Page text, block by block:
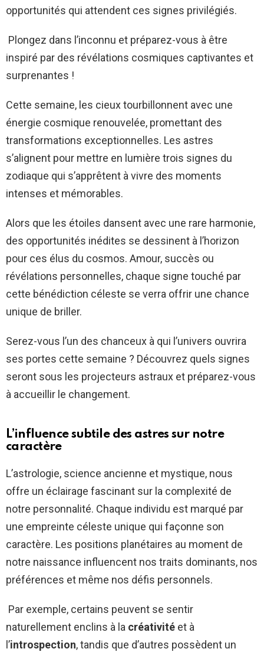
opportunités qui attendent ces signes privilégiés.
Plongez dans l’inconnu et préparez-vous à être
inspiré par des révélations cosmiques captivantes et
surprenantes !
Cette semaine, les cieux tourbillonnent avec une
énergie cosmique renouvelée, promettant des
transformations exceptionnelles. Les astres
s’alignent pour mettre en lumière trois signes du
zodiaque qui s’apprêtent à vivre des moments
intenses et mémorables.
Alors que les étoiles dansent avec une rare harmonie,
des opportunités inédites se dessinent à l’horizon
pour ces élus du cosmos. Amour, succès ou
révélations personnelles, chaque signe touché par
cette bénédiction céleste se verra offrir une chance
unique de briller.
Serez-vous l’un des chanceux à qui l’univers ouvrira
ses portes cette semaine ? Découvrez quels signes
seront sous les projecteurs astraux et préparez-vous
à accueillir le changement.
L’influence subtile des astres sur notre
caractère
L’astrologie, science ancienne et mystique, nous
offre un éclairage fascinant sur la complexité de
notre personnalité. Chaque individu est marqué par
une empreinte céleste unique qui façonne son
caractère. Les positions planétaires au moment de
notre naissance influencent nos traits dominants, nos
préférences et même nos défis personnels.
Par exemple, certains peuvent se sentir
naturellement enclins à la créativité et à
l’introspection, tandis que d’autres possèdent un